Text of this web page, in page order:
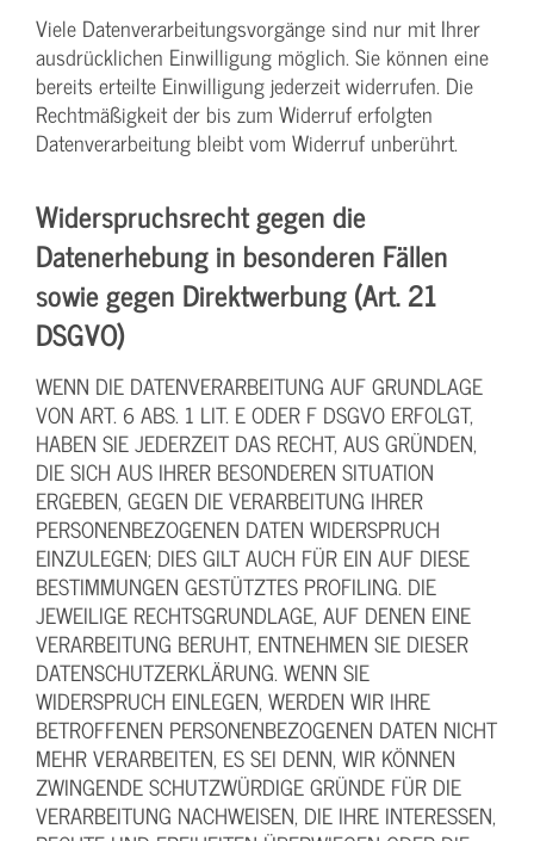
Viele Datenverarbeitungsvorgänge sind nur mit Ihrer
ausdrücklichen Einwilligung möglich. Sie können eine
bereits erteilte Einwilligung jederzeit widerrufen. Die
Rechtmäßigkeit der bis zum Widerruf erfolgten
Datenverarbeitung bleibt vom Widerruf unberührt.
Widerspruchsrecht gegen die
Datenerhebung in besonderen Fällen
sowie gegen Direktwerbung (Art. 21
DSGVO)
WENN DIE DATENVERARBEITUNG AUF GRUNDLAGE
VON ART. 6 ABS. 1 LIT. E ODER F DSGVO ERFOLGT,
HABEN SIE JEDERZEIT DAS RECHT, AUS GRÜNDEN,
DIE SICH AUS IHRER BESONDEREN SITUATION
ERGEBEN, GEGEN DIE VERARBEITUNG IHRER
PERSONENBEZOGENEN DATEN WIDERSPRUCH
EINZULEGEN; DIES GILT AUCH FÜR EIN AUF DIESE
BESTIMMUNGEN GESTÜTZTES PROFILING. DIE
JEWEILIGE RECHTSGRUNDLAGE, AUF DENEN EINE
VERARBEITUNG BERUHT, ENTNEHMEN SIE DIESER
DATENSCHUTZERKLÄRUNG. WENN SIE
WIDERSPRUCH EINLEGEN, WERDEN WIR IHRE
BETROFFENEN PERSONENBEZOGENEN DATEN NICHT
MEHR VERARBEITEN, ES SEI DENN, WIR KÖNNEN
ZWINGENDE SCHUTZWÜRDIGE GRÜNDE FÜR DIE
VERARBEITUNG NACHWEISEN, DIE IHRE INTERESSEN,